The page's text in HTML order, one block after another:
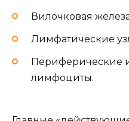
Вилочковая
Лимфатические
Периферические
лимфоциты.